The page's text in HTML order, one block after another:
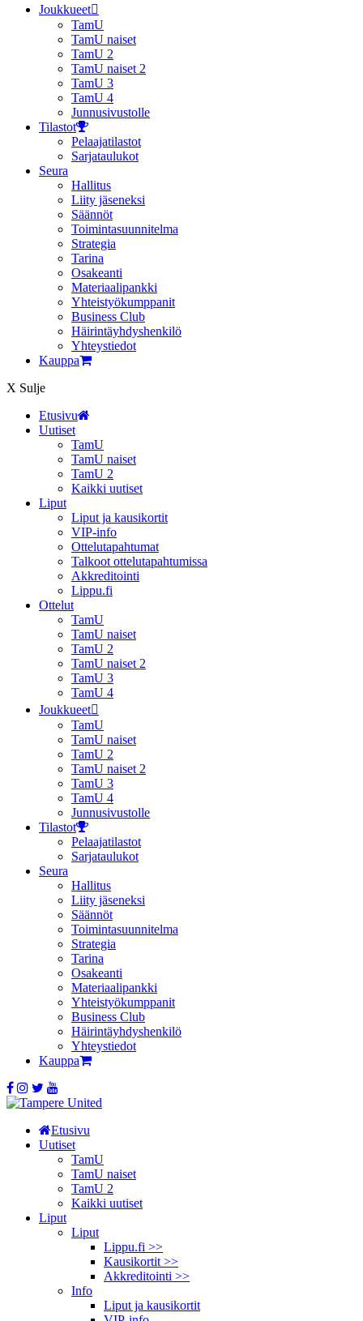
Joukkueet
TamU
TamU naiset
TamU 2
TamU naiset 2
TamU 3
TamU 4
Junnusivustolle
Tilastot
Pelaajatilastot
Sarjataulukot
Seura
Hallitus
Liity jäseneksi
Säännöt
Toimintasuunnitelma
Strategia
Tarina
Osakeanti
Materiaalipankki
Yhteistyö­kumppanit
Business Club
Häirintä­yhdyshenkilö
Yhteystiedot
Kauppa
X Sulje
Etusivu
Uutiset
TamU
TamU naiset
TamU 2
Kaikki uutiset
Liput
Liput ja kausikortit
VIP-info
Ottelutapahtumat
Talkoot ottelutapahtumissa
Akkreditointi
Lippu.fi
Ottelut
TamU
TamU naiset
TamU 2
TamU naiset 2
TamU 3
TamU 4
Joukkueet
TamU
TamU naiset
TamU 2
TamU naiset 2
TamU 3
TamU 4
Junnusivustolle
Tilastot
Pelaajatilastot
Sarjataulukot
Seura
Hallitus
Liity jäseneksi
Säännöt
Toimintasuunnitelma
Strategia
Tarina
Osakeanti
Materiaalipankki
Yhteistyö­kumppanit
Business Club
Häirintä­yhdyshenkilö
Yhteystiedot
Kauppa
Etusivu
Uutiset
TamU
TamU naiset
TamU 2
Kaikki uutiset
Liput
Liput
Lippu.fi >>
Kausikortit >>
Akkreditointi >>
Info
Liput ja kausikortit